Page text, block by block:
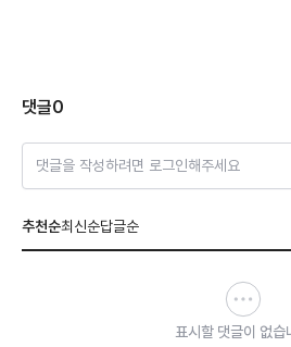
댓글0
댓글을 작성하려면 로그인해주세요
추천순최신순답글순
표시할 댓글이 없습